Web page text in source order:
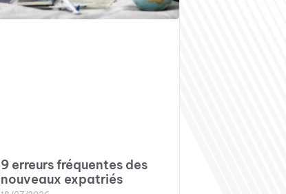
9 erreurs fréquentes des
nouveaux expatriés